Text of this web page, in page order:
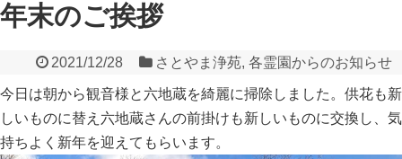
年末のご挨拶
2021/12/28 さとやま浄苑, 各霊園からのお知らせ
今日は朝から観音様と六地蔵を綺麗に掃除しました。供花も新
しいものに替え六地蔵さんの前掛けも新しいものに交換し、気
持ちよく新年を迎えてもらいます。